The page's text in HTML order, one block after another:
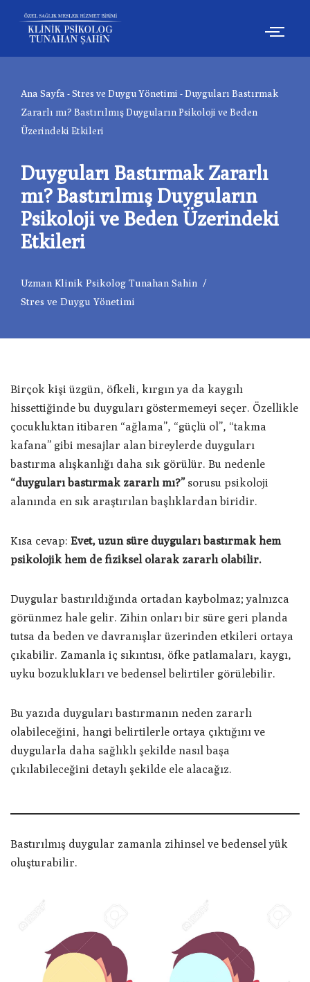
İçeriğe
geç
Ana Sayfa -Stres ve Duygu Yönetimi -Duyguları Bastırmak
Zararlı mı? Bastırılmış Duyguların Psikoloji ve Beden
Üzerindeki Etkileri
Duyguları Bastırmak Zararlı
mı? Bastırılmış Duyguların
Psikoloji ve Beden Üzerindeki
Etkileri
Uzman Klinik Psikolog Tunahan Sahin
Stres ve Duygu Yönetimi
Birçok kişi üzgün, öfkeli, kırgın ya da kaygılı
hissettiğinde bu duyguları göstermemeyi seçer. Özellikle
çocukluktan itibaren “ağlama”, “güçlü ol”, “takma
kafana” gibi mesajlar alan bireylerde duyguları
bastırma alışkanlığı daha sık görülür. Bu nedenle
“duyguları bastırmak zararlı mı?”sorusu psikoloji
alanında en sık araştırılan başlıklardan biridir.
Kısa cevap: Evet, uzun süre duyguları bastırmak hem
psikolojik hem de fiziksel olarak zararlı olabilir.
Duygular bastırıldığında ortadan kaybolmaz; yalnızca
görünmez hale gelir. Zihin onları bir süre geri planda
tutsa da beden ve davranışlar üzerinden etkileri ortaya
çıkabilir. Zamanla iç sıkıntısı, öfke patlamaları, kaygı,
uyku bozuklukları ve bedensel belirtiler görülebilir.
Bu yazıda duyguları bastırmanın neden zararlı
olabileceğini, hangi belirtilerle ortaya çıktığını ve
duygularla daha sağlıklı şekilde nasıl başa
çıkılabileceğini detaylı şekilde ele alacağız.
Bastırılmış duygular zamanla zihinsel ve bedensel yük
oluşturabilir.